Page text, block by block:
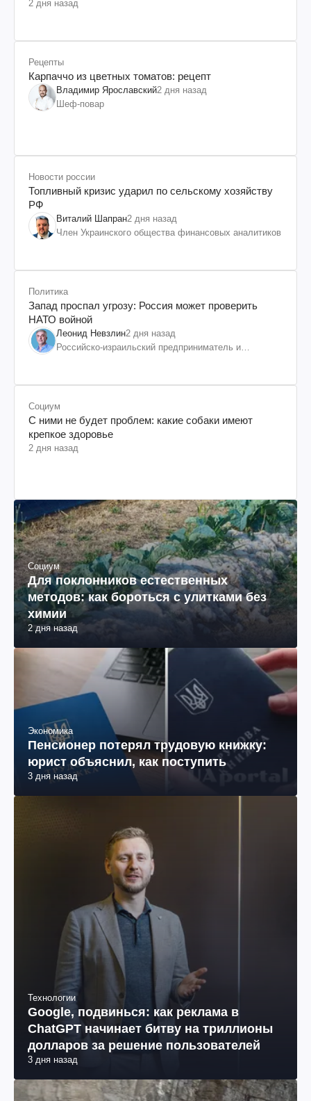
2 дня назад
Рецепты
Карпаччо из цветных томатов: рецепт
Владимир Ярославский2 дня назад
Шеф-повар
Новости россии
Топливный кризис ударил по сельскому хозяйству
РФ
Виталий Шапран2 дня назад
Член Украинского общества финансовых аналитиков
Политика
Запад проспал угрозу: Россия может проверить
НАТО войной
Леонид Невзлин2 дня назад
Российско-израильский предприниматель и
Социум
С ними не будет проблем: какие собаки имеют
крепкое здоровье
2 дня назад
Социум
Для поклонников естественных
методов: как бороться с улитками без
химии
2 дня назад
Экономика
Пенсионер потерял трудовую книжку:
юрист объяснил, как поступить
3 дня назад
Технологии
Google, подвинься: как реклама в
ChatGPT начинает битву на триллионы
долларов за решение пользователей
3 дня назад